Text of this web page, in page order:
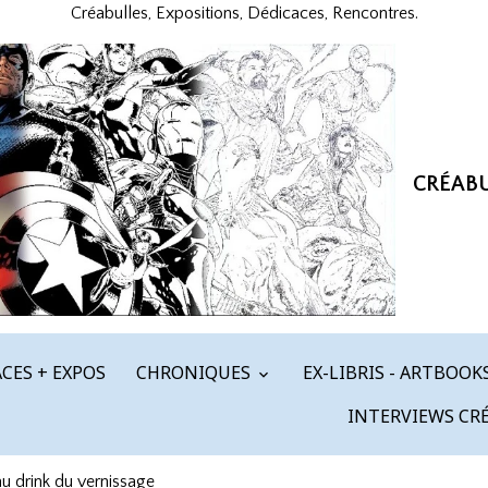
Créabulles, Expositions, Dédicaces, Rencontres.
+ EXPOS CHRONIQUES
EX-LIBRIS -
INTERVIEWS
drink du vernissage